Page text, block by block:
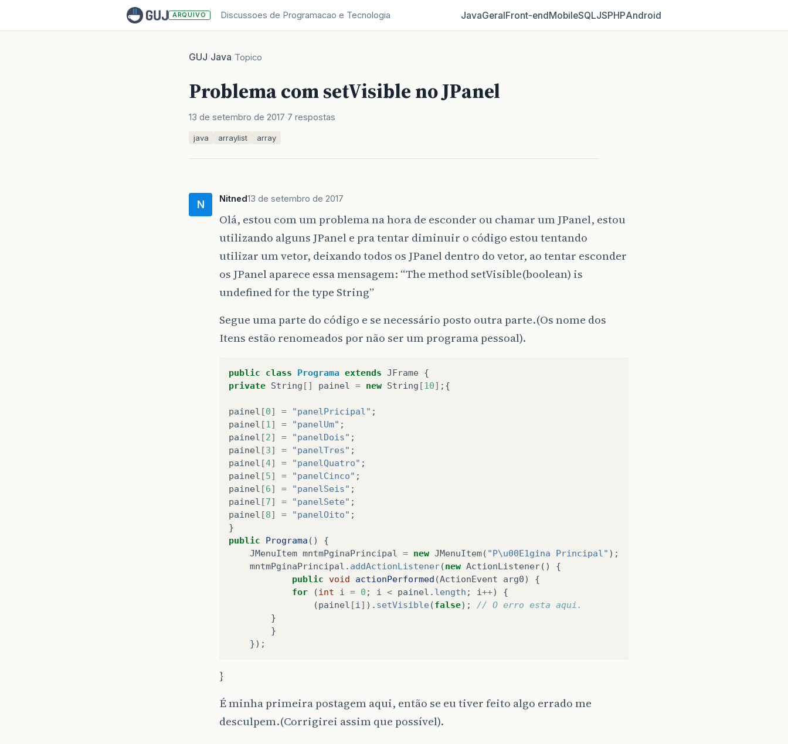
ARQUIVO Discussoes de Programacao e Tecnologia JavaGeralFront‑endMobileSQLJSPHPAndroid
GUJ/Java/Topico
Problema com setVisible no JPanel
13 de setembro de 2017 7 respostas
java arraylist array
N Nitned13 de setembro de 2017
Olá, estou com um problema na hora de esconder ou chamar um JPanel, estou
utilizando alguns JPanel e pra tentar diminuir o código estou tentando
utilizar um vetor, deixando todos os JPanel dentro do vetor, ao tentar esconder
os JPanel aparece essa mensagem: “The method setVisible(boolean) is
undefined for the type String”
Segue uma parte do código e se necessário posto outra parte.(Os nome dos
Itens estão renomeados por não ser um programa pessoal).
public class Programa extends JFrame {
private String [] painel = new String [10] ;{
painel [0] = "panelPricipal" ;
painel [1 ] = "panelUm" ;
painel [2] = "panelDois" ;
painel [3] = "panelTres" ;
painel [4] = "panelQuatro" ;
painel [5] = "panelCinco" ;
painel [6] = "panelSeis" ;
painel [7] = "panelSete" ;
painel [8] = "panelOito" ;
}
public
Programa ()
{
JMenuItem mntmPginaPrincipal = new JMenuItem( "P\u00E1gina Principal" );
mntmPginaPrincipal . addActionListener(new ActionListener()
{
public void actionPerformed (ActionEvent arg0)
{
for
(int i = 0 ; i < painel . length ; i++)
{
(painel [i ] ). setVisible(false);
// O erro esta aqui.
}
}
});
}
É minha primeira postagem aqui, então se eu tiver feito algo errado me
desculpem.(Corrigirei assim que possível).